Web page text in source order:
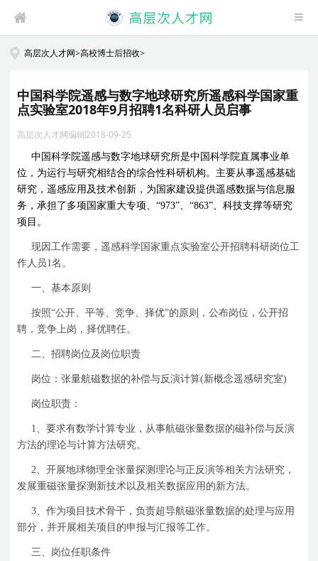
高层次人才网>高校博士后招收>
中国科学院遥感与数字地球研究所遥感科学国家重
点实验室2018年9月招聘1名科研人员启事
高层次人才网编辑2018-09-25
中国科学院遥感与数字地球研究所是中国科学院直属事业单
位，为运行与研究相结合的综合性科研机构。主要从事遥感基础
研究，遥感应用及技术创新，为国家建设提供遥感数据与信息服
务，承担了多项国家重大专项、“973” 、“863” 、科技支撑等研究
项目。
现因工作需要，遥感科学国家重点实验室公开招聘科研岗位工
作人员1名。
一、基本原则
按照“公开、平等、竞争、择优”的原则，公布岗位，公开招
聘，竞争上岗，择优聘任。
二、招聘岗位及岗位职责
岗位：张量航磁数据的补偿与反演计算(新概念遥感研究室)
岗位职责：
1
、要求有数学计算专业，从事航磁张量数据的磁补偿与反演
方法的理论与计算方法研究。
2 、开展地球物理全张量探测理论与正反演等相关方法研究，
发展重磁张量探测新技术以及相关数据应用的新方法。
3 、作为项目技术骨干，负责超导航磁张量数据的处理与应用
部分，并开展相关项目的申报与汇报等工作。
三、岗位任职条件